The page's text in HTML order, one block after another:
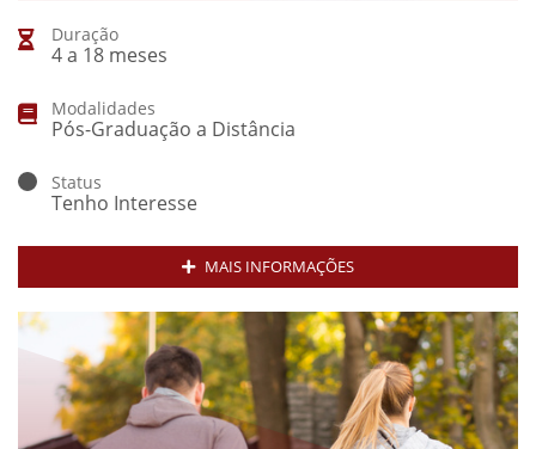
Duração
4 a 18 meses
Modalidades
Pós-Graduação a Distância
Status
Tenho Interesse
MAIS INFORMAÇÕES